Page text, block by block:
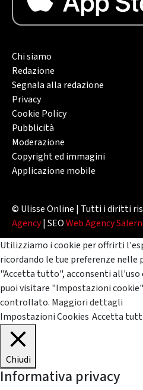
Chi siamo
Redazione
Segnala alla redazione
Privacy
Cookie Policy
Pubblicità
Moderazione
Copyright ed immagini
Applicazione mobile
© Ulisse Online | Tutti i diritti
Agency| SEOWeb Agency
Utilizziamo i cookie per offrirti
ricordando le tue preferenze nelle
"Accetta tutto", acconsenti all'uso
puoi visitare "Impostazioni
controllato. Maggiori dettagli
Impostazioni Cookies Accetta
Chiudi
Informativa privacy